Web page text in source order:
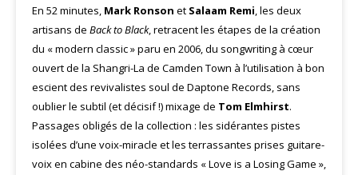
En 52 minutes, Mark Ronson et Salaam Remi, les deux
artisans de Back to Black, retracent les étapes de la création
du « modern classic » paru en 2006, du songwriting à cœur
ouvert de la Shangri-La de Camden Town à l’utilisation à bon
escient des revivalistes soul de Daptone Records, sans
oublier le subtil (et décisif !) mixage de Tom Elmhirst.
Passages obligés de la collection : les sidérantes pistes
isolées d’une voix-miracle et les terrassantes prises guitare-
voix en cabine des néo-standards « Love is a Losing Game »,